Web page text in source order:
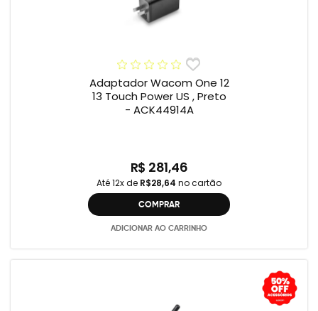
Adaptador Wacom One 12
13 Touch Power US , Preto
- ACK44914A
R$ 281,46
Até 12x de R$28,64 no cartão
COMPRAR
ADICIONAR AO CARRINHO